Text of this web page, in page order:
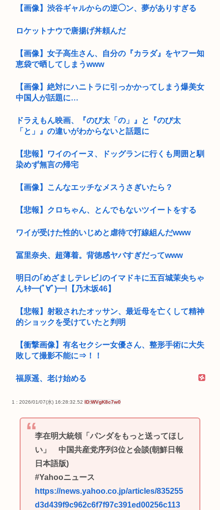
【画像】渋谷ギャルからの逆◯ン、夢がありすぎる
ロケットナウで唐揚げ丼頼んだ
【画像】女子高生さん、自分の『カラダ』をヤフー知
恵袋で晒してしまうwww
【画像】絶対にハニトラに引っかかってしまう爆美女
中国人が話題に…
ドラえもん映画、『のび太「の」』と『のび太
「と」』の違いがわからないと話題に
【悲報】ワイのイーヌ、ドッグランに行くも周囲と馴
染めず無言の帰宅
【画像】こんなエッチなメスうさぎいたら？
【悲報】クロちゃん、とんでもないツイートをする
ワイが受けた性的いじめと虐待で打線組んだwww
冨里奈央、超薄着。背徳感ヤバすぎだってwww
明日の｢めざましテレビ｣のイマドキに五百城茉央ちゃ
んｷﾀ━(ﾟ∀ﾟ)━!【乃木坂46】
【悲報】射殺されたオッサン、最近母を亡くして精神
的ショックを受けていたと判明
【衝撃画像】有名セクシー女優さん、整形手術に大失
敗して撮影不能に⇒！！
福原遥、老け始める
1 : 2026/01/07(水) 16:28:32.52 ID:WVgK8c7w0
李在明大統領「パンダをもっと送ってほし
い」 中国共産党序列3位と会談(朝鮮日報
日本語版)
#Yahooニュース
https://news.yahoo.co.jp/articles/835255
d3d439f9c962c6f7f97c391ed00256c113